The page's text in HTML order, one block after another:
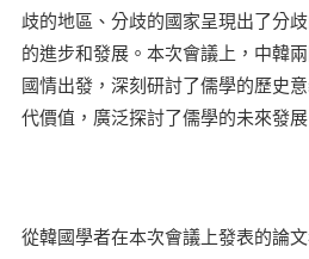
歧的地區、分歧的國家呈現出了分
的進步和發展。本次會議上，中韓
國情出發，深刻研討了儒學的歷史
代價值，廣泛探討了儒學的未來發展
從韓國學者在本次會議上發表的論